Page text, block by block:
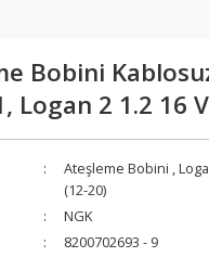
Bobini
Logan 2 1.2 16
Ateşleme Bobini ,
(12-20)
NGK
8200702693 - 9